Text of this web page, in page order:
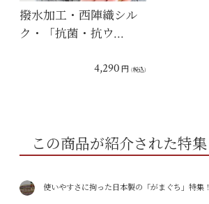
撥水加工・西陣織シル
ク・「抗菌・抗ウ…
4,290 円 (税込)
この商品が紹介された特集
使いやすさに拘った日本製の「がまぐち」特集！